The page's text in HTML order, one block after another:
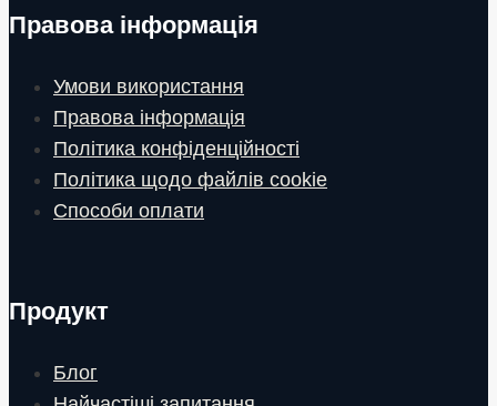
Правова інформація
Умови використання
Правова інформація
Політика конфіденційності
Політика щодо файлів cookie
Способи оплати
Продукт
Блог